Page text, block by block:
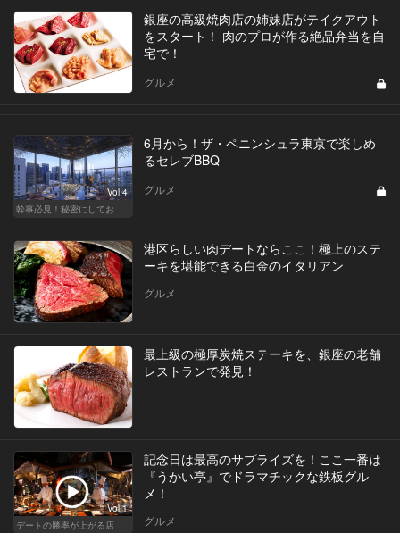
銀座の高級焼肉店の姉妹店がテイクアウト
をスタート！ 肉のプロが作る絶品弁当を自
宅で！
グルメ
Vol.4
幹事必見！秘密にしておきたい都内BBQ
6月から！ザ・ペニンシュラ東京で楽しめ
るセレブBBQ
グルメ
港区らしい肉デートならここ！極上のステ
ーキを堪能できる白金のイタリアン
グルメ
最上級の極厚炭焼ステーキを、銀座の老舗
レストランで発見！
Vol.1
デートの勝率が上がる店
記念日は最高のサプライズを！ここ一番は
『うかい亭』でドラマチックな鉄板グル
メ！
グルメ